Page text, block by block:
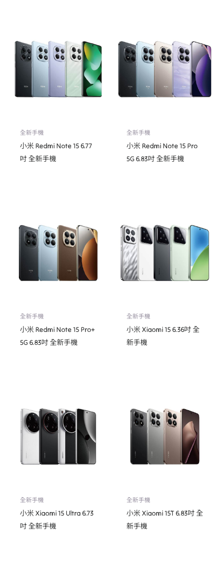
全新手機
小米 Redmi Note 15 6.77
吋 全新手機
全新手機
小米 Redmi Note 15 Pro
5G 6.83吋 全新手機
全新手機
小米 Redmi Note 15 Pro+
5G 6.83吋 全新手機
全新手機
小米 Xiaomi 15 6.36吋 全
新手機
全新手機
小米 Xiaomi 15 Ultra 6.73
吋 全新手機
全新手機
小米 Xiaomi 15T 6.83吋 全
新手機